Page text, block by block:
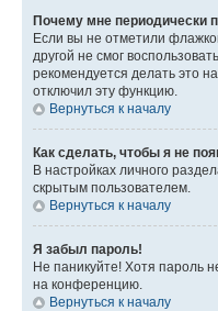
Почему мне периодически
Если вы не отметили
другой не смог
рекомендуется делать это
отключил эту функцию.
Вернуться к началу
Как сделать, чтобы я не
В настройках личного
скрытым пользователем.
Вернуться к началу
Я забыл пароль!
Не паникуйте! Хотя пароль
на конференцию.
Вернуться к началу